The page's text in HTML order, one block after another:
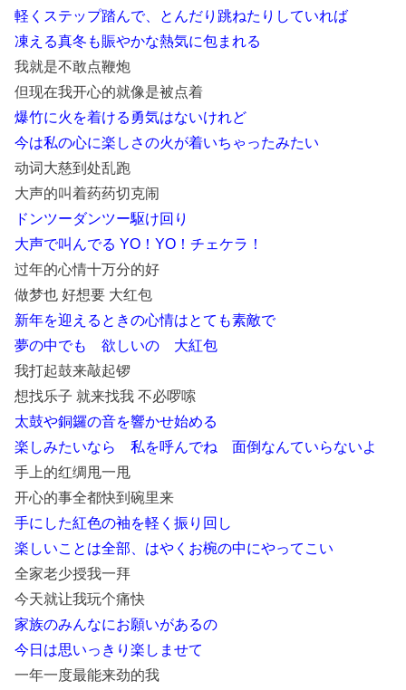
軽くステップ踏んで、とんだり跳ねたりしていれば
凍える真冬も賑やかな熱気に包まれる
我就是不敢点鞭炮
但现在我开心的就像是被点着
爆竹に火を着ける勇気はないけれど
今は私の心に楽しさの火が着いちゃったみたい
动词大慈到处乱跑
大声的叫着药药切克闹
ドンツーダンツー駆け回り
大声で叫んでる YO！YO！チェケラ！
过年的心情十万分的好
做梦也 好想要 大红包
新年を迎えるときの心情はとても素敵で
夢の中でも 欲しいの 大紅包
我打起鼓来敲起锣
想找乐子 就来找我 不必啰嗦
太鼓や銅鑼の音を響かせ始める
楽しみたいなら 私を呼んでね 面倒なんていらないよ
手上的红绸甩一甩
开心的事全都快到碗里来
手にした紅色の袖を軽く振り回し
楽しいことは全部、はやくお椀の中にやってこい
全家老少授我一拜
今天就让我玩个痛快
家族のみんなにお願いがあるの
今日は思いっきり楽しませて
一年一度最能来劲的我